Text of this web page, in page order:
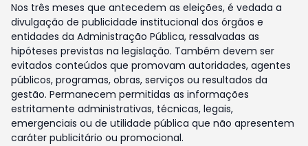
Nos três meses que antecedem as eleições, é vedada a
divulgação de publicidade institucional dos órgãos e
entidades da Administração Pública, ressalvadas as
hipóteses previstas na legislação. Também devem ser
evitados conteúdos que promovam autoridades, agentes
públicos, programas, obras, serviços ou resultados da
gestão. Permanecem permitidas as informações
estritamente administrativas, técnicas, legais,
emergenciais ou de utilidade pública que não apresentem
caráter publicitário ou promocional.